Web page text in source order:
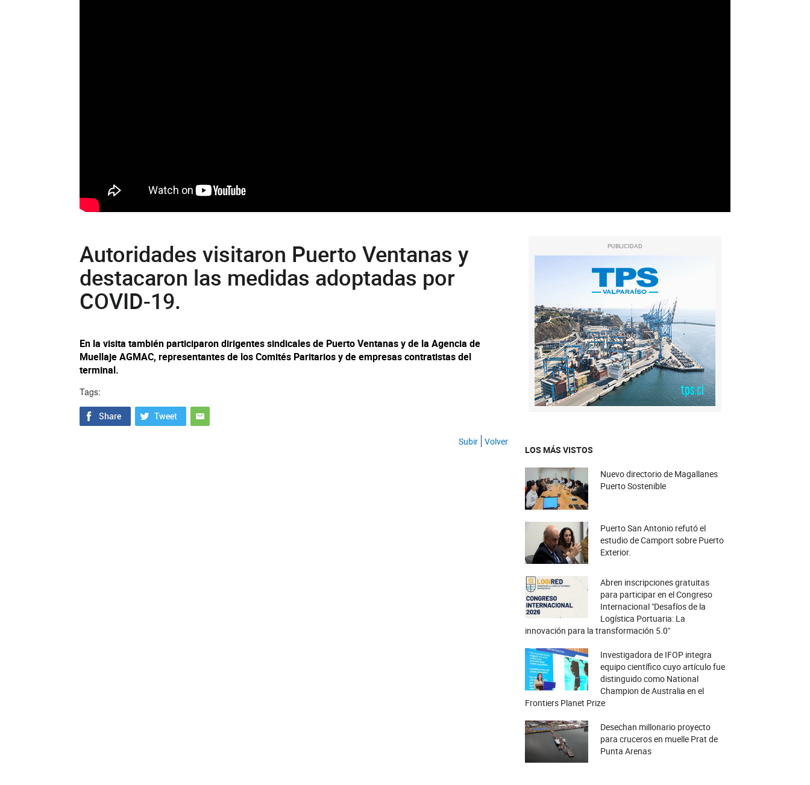
Autoridades visitaron Puerto Ventanas y
destacaron las medidas adoptadas por
COVID-19.
En la visita también participaron dirigentes sindicales de Puerto Ventanas y de la Agencia de
Muellaje AGMAC, representantes de los Comités Paritarios y de empresas contratistas del
terminal.
Tags:
Subir Volver
PUBLICIDAD
LOS MÁS VISTOS
Nuevo directorio de Magallanes
Puerto Sostenible
Puerto San Antonio refutó el
estudio de Camport sobre Puerto
Exterior.
Abren inscripciones gratuitas
para participar en el Congreso
Internacional "Desafíos de la
Logística Portuaria: La
innovación para la transformación 5.0"
Investigadora de IFOP integra
equipo científico cuyo artículo fue
distinguido como National
Champion de Australia en el
Frontiers Planet Prize
Desechan millonario proyecto
para cruceros en muelle Prat de
Punta Arenas